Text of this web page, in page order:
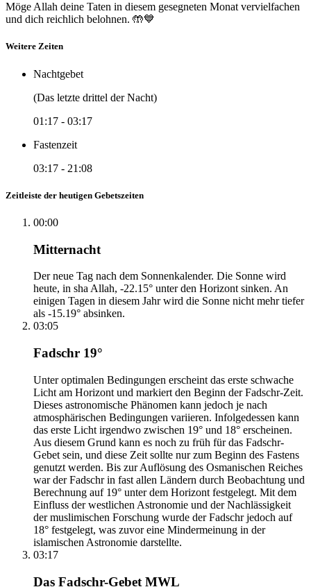
Möge Allah deine Taten in diesem gesegneten Monat vervielfachen
und dich reichlich belohnen. 🤲💙
Weitere Zeiten
Nachtgebet
(Das letzte drittel der Nacht)
01:17 - 03:17
Fastenzeit
03:17 - 21:08
Zeitleiste der heutigen Gebetszeiten
00:00
Mitternacht
Der neue Tag nach dem Sonnenkalender. Die Sonne wird
heute, in sha Allah, -22.15° unter den Horizont sinken. An
einigen Tagen in diesem Jahr wird die Sonne nicht mehr tiefer
als -15.19° absinken.
03:05
Fadschr 19°
Unter optimalen Bedingungen erscheint das erste schwache
Licht am Horizont und markiert den Beginn der Fadschr-Zeit.
Dieses astronomische Phänomen kann jedoch je nach
atmosphärischen Bedingungen variieren. Infolgedessen kann
das erste Licht irgendwo zwischen 19° und 18° erscheinen.
Aus diesem Grund kann es noch zu früh für das Fadschr-
Gebet sein, und diese Zeit sollte nur zum Beginn des Fastens
genutzt werden. Bis zur Auflösung des Osmanischen Reiches
war der Fadschr in fast allen Ländern durch Beobachtung und
Berechnung auf 19° unter dem Horizont festgelegt. Mit dem
Einfluss der westlichen Astronomie und der Nachlässigkeit
der muslimischen Forschung wurde der Fadschr jedoch auf
18° festgelegt, was zuvor eine Mindermeinung in der
islamischen Astronomie darstellte.
03:17
Das Fadschr-Gebet MWL